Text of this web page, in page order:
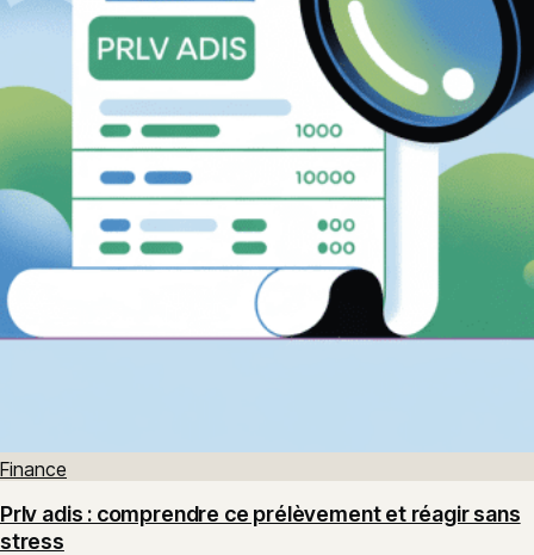
Finance
Prlv adis : comprendre ce prélèvement et réagir sans
stress